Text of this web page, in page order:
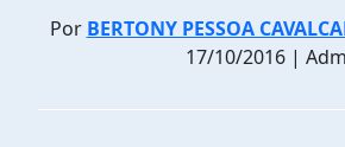
Por BERTONY PESSOA
17/10/2016 | Adm